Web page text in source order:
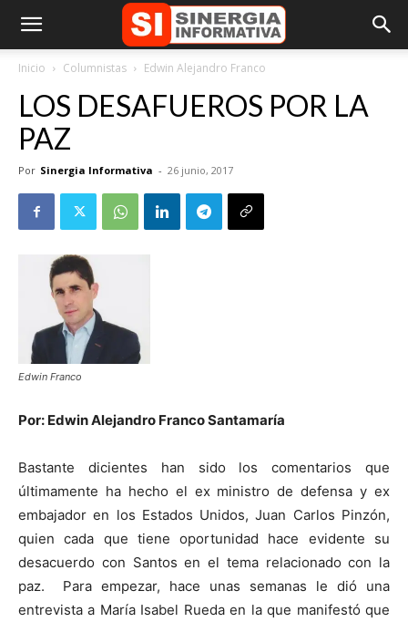
Inicio Columnistas Edwin Alejandro Franco
LOS DESAFUEROS POR LA
PAZ
Por Sinergia Informativa - 26 junio, 2017
Edwin Franco
Por: Edwin Alejandro Franco Santamaría
Bastante dicientes han sido los comentarios que
últimamente ha hecho el ex ministro de defensa y ex
embajador en los Estados Unidos, Juan Carlos Pinzón,
quien cada que tiene oportunidad hace evidente su
desacuerdo con Santos en el tema relacionado con la
paz. Para empezar, hace unas semanas le dió una
entrevista a María Isabel Rueda en la que manifestó que